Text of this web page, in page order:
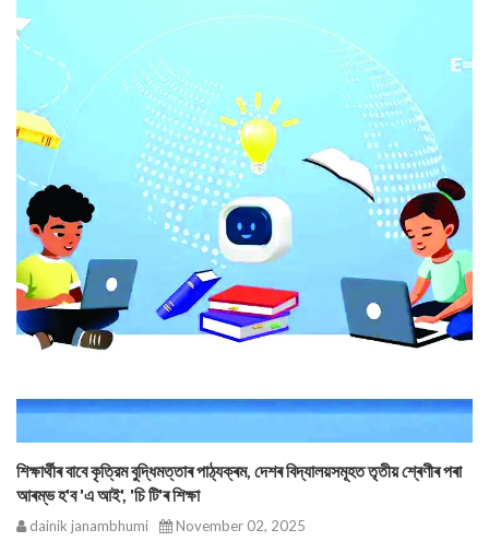
শিক্ষাৰ্থীৰ বাবে কৃত্রিম বুদ্ধিমত্তাৰ পাঠ্যক্ৰম, দেশৰ বিদ্যালয়সমূহত তৃতীয় শ্ৰেণীৰ পৰা
আৰম্ভ হ'ব 'এ আই', 'চি টি'ৰ শিক্ষা
dainik janambhumi November 02, 2025